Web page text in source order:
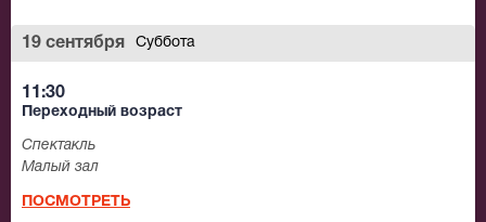
19 сентября Суббота
11:30
Переходный возраст
Спектакль
Малый зал
ПОСМОТРЕТЬ